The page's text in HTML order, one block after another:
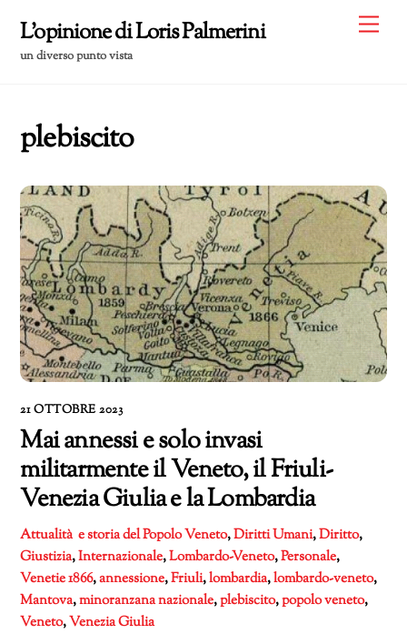
content
L'opinione di Loris Palmerini
un diverso punto vista
plebiscito
21 OTTOBRE 2023
Mai annessi e solo invasi
militarmente il Veneto, il Friuli-
Venezia Giulia e la Lombardia
Attualità e storia del Popolo Veneto,Diritti Umani,Diritto,
Giustizia,Internazionale,Lombardo-Veneto,Personale,
Venetie1866,annessione,Friuli,lombardia,lombardo-veneto,
Mantova,minoranzana nazionale,plebiscito,popolo veneto,
Veneto,Venezia Giulia